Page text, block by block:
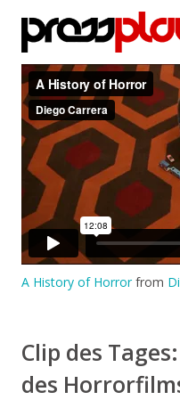
A History of Horrorfrom
Clip des
des